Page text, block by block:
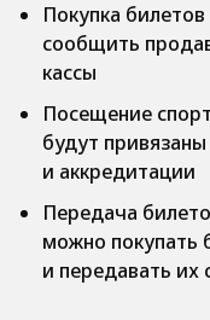
Покупка
сообщить
кассы
Посещение
будут
и аккредитации
Передача
можно покупать
и передавать